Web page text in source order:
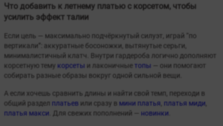
Что добавить к летнему платью с корсетом, чтобы
усилить эффект талии
Если цель — максимально подчёркнутый силуэт, играй “по
вертикали”: аккуратные босоножки, вытянутые серьги,
минималистичный клатч. Внутри гардероба логично дополняют
корсетную тему корсеты и лаконичные топы — они помогают
собирать разные образы вокруг одной сильной вещи.
А если хочешь сравнить длины и найти свой темп, переходи в
общий раздел платьев или сразу в мини платья платья миди
платья макси . Для свежих пополнений — новинки